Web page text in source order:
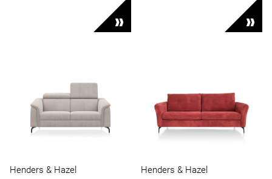
Henders & Hazel Henders & Hazel